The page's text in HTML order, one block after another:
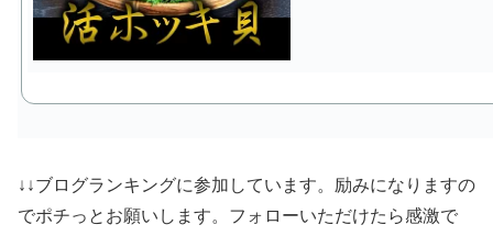
↓↓ブログランキングに参加しています。励みになりますの
でポチっとお願いします。フォローいただけたら感激で